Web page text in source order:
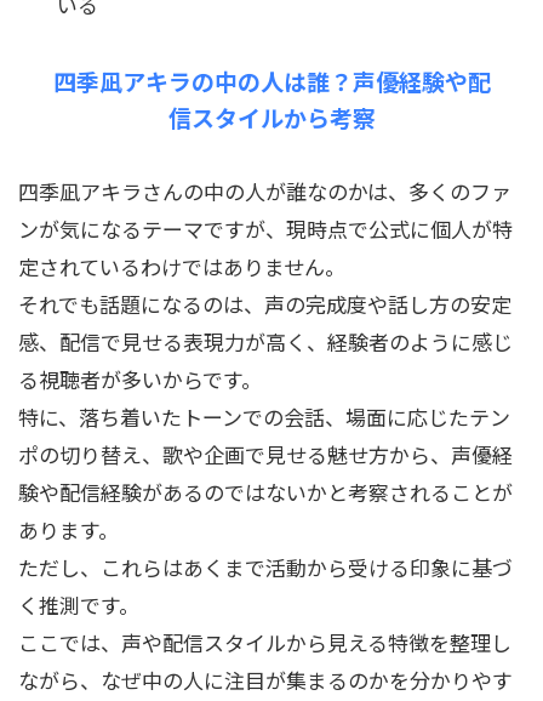
四季凪アキラの中の人は誰？声優経験や配
信スタイルから考察
四季凪アキラさんの中の人が誰なのかは、多くのファ
ンが気になるテーマですが、現時点で公式に個人が特
定されているわけではありません。
それでも話題になるのは、声の完成度や話し方の安定
感、配信で見せる表現力が高く、経験者のように感じ
る視聴者が多いからです。
特に、落ち着いたトーンでの会話、場面に応じたテン
ポの切り替え、歌や企画で見せる魅せ方から、声優経
験や配信経験があるのではないかと考察されることが
あります。
ただし、これらはあくまで活動から受ける印象に基づ
く推測です。
ここでは、声や配信スタイルから見える特徴を整理し
ながら、なぜ中の人に注目が集まるのかを分かりやす